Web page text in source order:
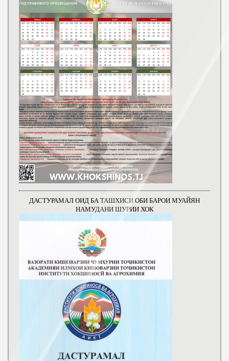
ДАСТУРАМАЛ ОИД БА ТАШХИСИ ОБИ БАРОИ МУАЙЯН
НАМУДАНИ ШУРИИ ХОК